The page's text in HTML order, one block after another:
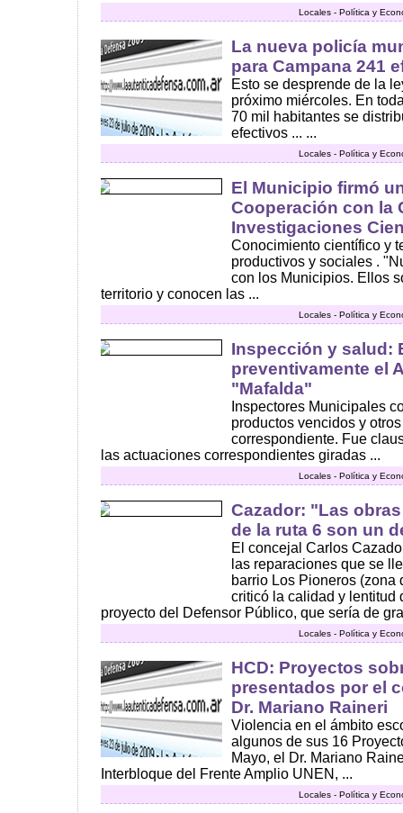
Locales - Política y
La nueva policía
para Campana 241
Esto se desprende de la
próximo miércoles. En
70 mil habitantes se
efectivos ... ...
Locales - Política y
El Municipio firmó
Cooperación con la
Investigaciones
Conocimiento científico y
productivos y sociales .
con los Municipios. Ellos
territorio y conocen las ...
Locales - Política y
Inspección y salud:
preventivamente el
"Mafalda"
Inspectores Municipales
productos vencidos y
correspondiente. Fue
las actuaciones correspondientes giradas ...
Locales - Política y
Cazador: "Las
de la ruta 6 son un
El concejal Carlos
las reparaciones que se
barrio Los Pioneros (zona
criticó la calidad y lentitud
proyecto del Defensor Público, que sería de
Locales - Política y
HCD: Proyectos
presentados por el
Dr. Mariano Raineri
Violencia en el ámbito
algunos de sus 16
Mayo, el Dr. Mariano
Interbloque del Frente Amplio UNEN, ...
Locales - Política y